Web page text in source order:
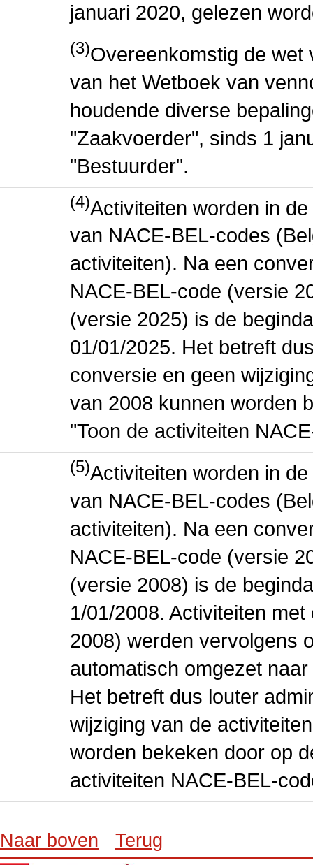
januari 2020, gelezen
(3)Overeenkomstig de wet
van het Wetboek van
houdende diverse
"Zaakvoerder", sinds 1
"Bestuurder".
(4)Activiteiten worden in
van NACE-BEL-codes
activiteiten). Na een
NACE-BEL-code (versie
(versie 2025) is de
01/01/2025. Het betreft
conversie en geen
van 2008 kunnen worden
"Toon de activiteiten
(5)Activiteiten worden in
van NACE-BEL-codes
activiteiten). Na een
NACE-BEL-code (versie
(versie 2008) is de
1/01/2008. Activiteiten
2008) werden vervolgens
automatisch omgezet
Het betreft dus louter
wijziging van de
worden bekeken door op
activiteiten NACE-BEL-
Naar boven Terug